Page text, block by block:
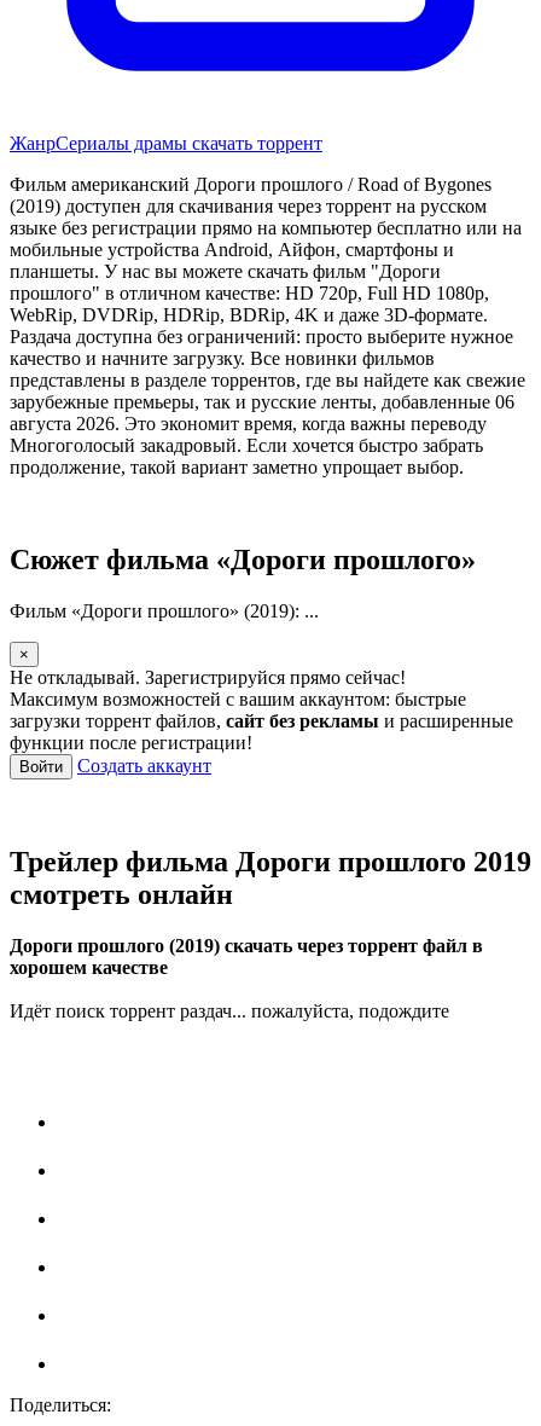
ЖанрСериалы драмы скачать торрент
Фильм американский Дороги прошлого / Road of Bygones
(2019) доступен для скачивания через торрент на русском
языке без регистрации прямо на компьютер бесплатно или на
мобильные устройства Android, Айфон, смартфоны и
планшеты. У нас вы можете скачать фильм "Дороги
прошлого" в отличном качестве: HD 720p, Full HD 1080p,
WebRip, DVDRip, HDRip, BDRip, 4K и даже 3D-формате.
Раздача доступна без ограничений: просто выберите нужное
качество и начните загрузку. Все новинки фильмов
представлены в разделе торрентов, где вы найдете как свежие
зарубежные премьеры, так и русские ленты, добавленные 06
августа 2026. Это экономит время, когда важны переводу
Многоголосый закадровый. Если хочется быстро забрать
продолжение, такой вариант заметно упрощает выбор.
Сюжет фильма «Дороги прошлого»
Фильм «Дороги прошлого» (2019): ...
×
Не откладывай. Зарегистрируйся прямо сейчас!
Максимум возможностей с вашим аккаунтом: быстрые
загрузки торрент файлов, сайт без рекламы и расширенные
функции после регистрации!
Войти Создать аккаунт
Трейлер фильма Дороги прошлого 2019
смотреть онлайн
Дороги прошлого (2019) скачать через торрент файл в
хорошем качестве
Идёт поиск торрент раздач... пожалуйста, подождите
Поделиться: